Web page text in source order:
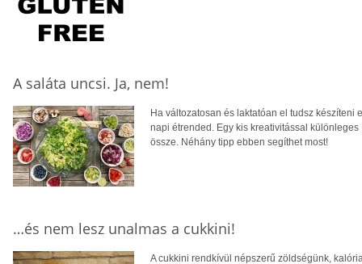
A saláta uncsi. Ja, nem!
Ha változatosan és laktatóan el tudsz készíteni
napi étrended. Egy kis kreativitással
össze. Néhány tipp ebben segíthet most!
…és nem lesz unalmas a cukkini!
A cukkini rendkívül népszerű zöldségünk,